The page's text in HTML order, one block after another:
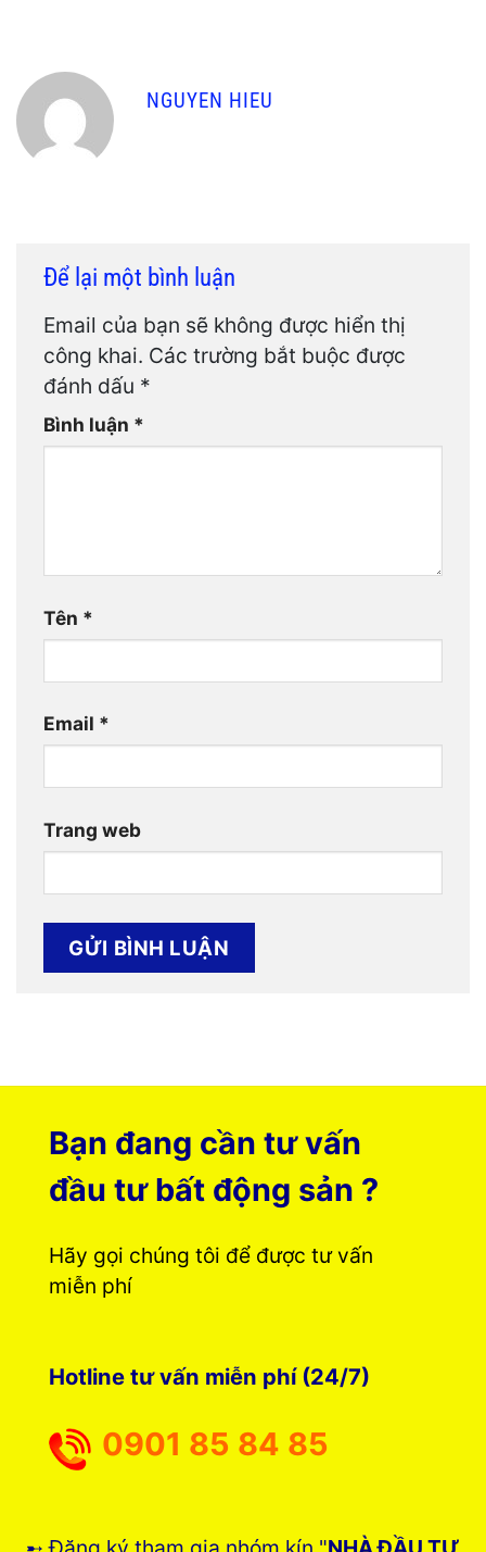
NGUYEN HIEU
Để lại một bình luận
Email của bạn sẽ không được hiển thị
công khai. Các trường bắt buộc được
đánh dấu *
Bình luận *
Tên *
Email *
Trang web
Bạn đang cần tư vấn
đầu tư bất động sản ?
Hãy gọi chúng tôi để được tư vấn
miễn phí
Hotline tư vấn miễn phí (24/7)
0901 85 84 85